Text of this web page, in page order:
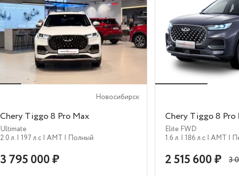
Новосибирск
Chery Tiggo 8 Pro Max
Ultimate
2.0 л. | 197 л.c | AMT | Полный
3 795 000 ₽
Chery Tiggo 8 Pro
Elite FWD
1.6 л. | 186 л.c | AMT |
2 515 600 ₽ 3